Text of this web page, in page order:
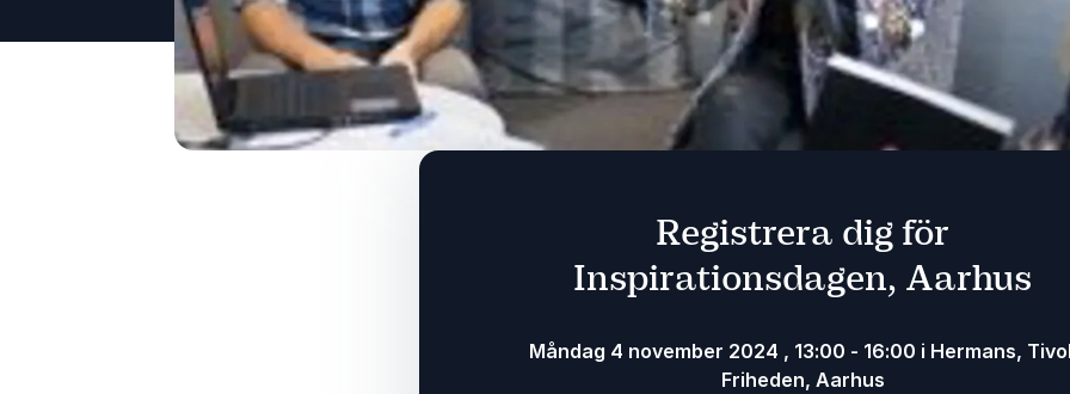
Registrera dig för
Inspirationsdagen, Aarhus
måndag 4 november 2024 , 13:00 - 16:00 i Hermans,
Friheden, Aarhus